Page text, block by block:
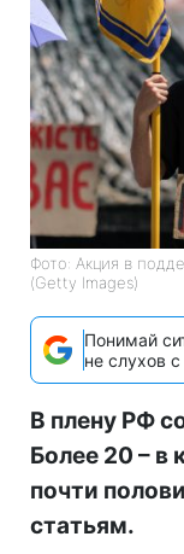
Фото: Акция в
(Getty Images)
Понимай
не слухов с
В плену РФ
Более 20 – в
почти
статьям.